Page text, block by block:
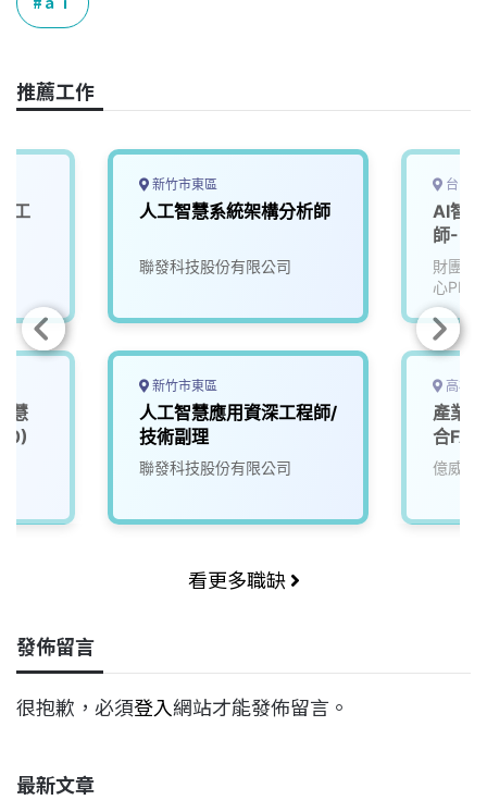
b
o
k
n
k
推薦工作
工
慧
新竹市東區
人工智慧系統架構分析師
聯發科技股份有限公司
新竹市東區
人工智慧應用資深工程師/
技術副理
聯發科技股份有限公司
台中
AI智
師-
財團法
心PMC
高雄
產業
合
億威電
看更多職缺
發佈留言
很抱歉，必須登入網站才能發佈留言。
最新文章